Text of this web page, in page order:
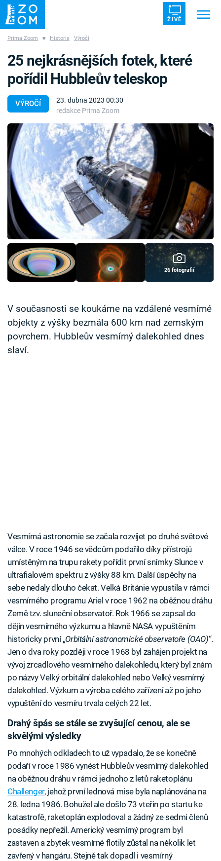
ŽIVĚ
ZÁHADY VETŘELCI DÁVNOVĚKU
Témata
Témata
Pořady
TV Program
Časopis
Sledujte prima+
Přihlášení
Sledujte nás
Prima Zoom ■ Historie Výročí
VÝROČÍ
23. dubna 2023 00:30
redakce Prima Zoom
25 nejkrásnějších fotek, které
pořídil Hubbleův teleskop
26 fotografií
V současnosti se koukáme na vzdálené vesmírné
objekty z výšky bezmála 600 km nad zemským
povrchem. Hubbleův vesmírný dalekohled dnes
slaví.
Vesmírná astronomie se začala rozvíjet po druhé světové
válce. V roce 1946 se vědcům podařilo díky přístrojů
umístěným na trupu rakety pořídit první snímky Slunce v
ultrafialovém spektru z výšky 88 km. Další úspěchy na
sebe nedaly dlouho čekat. Velká Británie vypustila v rámci
vesmírného programu Ariel v roce 1962 na oběžnou dráhu
Země tzv. sluneční observatoř. Rok 1966 se zapsal do
dějin vesmírného výzkumu a hlavně NASA vypuštěním
historicky první „Orbitální astronomické observatoře (OAO)“.
Jen o dva roky později v roce 1968 byl zahájen projekt na
vývoj zrcadlového vesmírného dalekohledu, který byl znám
po názvy Velký orbitální dalekohled nebo Velký vesmírný
dalekohled. Výzkum a výroba celého zařízení až po jeho
vypuštění do vesmíru trvala celých 22 let.
Drahý špás se stále se zvyšující cenou, ale se
skvělými výsledky
Po mnohých odkladech to už vypadalo, že se konečně
podaří v roce 1986 vynést Hubbleův vesmírný dalekohled
na oběžnou dráhu v rámci jednoho z letů raketoplánu
Challenger, jehož první lednová mise byla naplánována na
28. ledna 1986. Bohužel ale došlo 73 vteřin po startu ke
katastrofě, raketoplán explodoval a žádný ze sedmi členů
posádky nepřežil. Americký vesmírný program byl
zastaven a zbytek vesmírné flotily zůstal na několik let
zavřený v hangáru. Stejně tak dopadl i vesmírný